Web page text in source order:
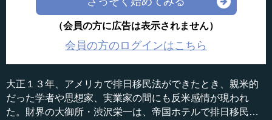
（会員の方に広告は表示されません）
会員の方のログインはこちら
大正１３年、アメリカで排日移民法ができたとき、親米的
だった学者や思想家、実業家の間にも反米感情が現われ
た。財界の大御所・渋沢栄一は、帝国ホテルで排日移民法